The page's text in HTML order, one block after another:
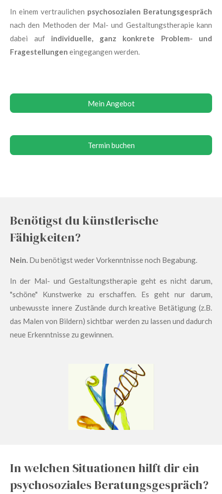
In einem vertraulichen psychosozialen Beratungsgespräch
nach den Methoden der Mal- und Gestaltungstherapie kann
dabei auf individuelle, ganz konkrete Problem- und
Fragestellungen eingegangen werden.
Mein Angebot
Termin buchen
Benötigst du künstlerische
Fähigkeiten?
Nein. Du benötigst weder Vorkenntnisse noch Begabung.
In der Mal- und Gestaltungstherapie geht es nicht darum,
"schöne" Kunstwerke zu erschaffen. Es geht nur darum,
unbewusste innere Zustände durch kreative Betätigung (z.B.
das Malen von Bildern) sichtbar werden zu lassen und dadurch
neue Erkenntnisse zu gewinnen.
In welchen Situationen hilft dir ein
psychosoziales Beratungsgespräch?